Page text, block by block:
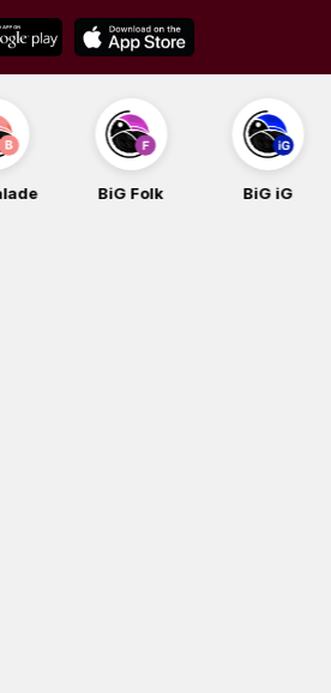
BiG Folk BiG iG